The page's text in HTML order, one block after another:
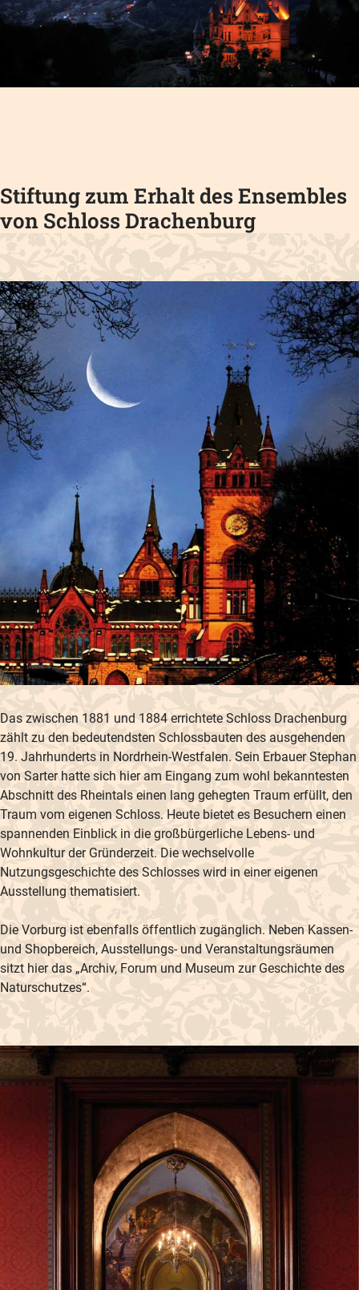
Stiftung zum Erhalt des Ensembles
von Schloss Drachenburg
Das zwischen 1881 und 1884 errichtete Schloss Drachenburg
zählt zu den bedeutendsten Schlossbauten des ausgehenden
19. Jahrhunderts in Nordrhein-Westfalen. Sein Erbauer Stephan
von Sarter hatte sich hier am Eingang zum wohl bekanntesten
Abschnitt des Rheintals einen lang gehegten Traum erfüllt, den
Traum vom eigenen Schloss. Heute bietet es Besuchern einen
spannenden Einblick in die großbürgerliche Lebens- und
Wohnkultur der Gründerzeit. Die wechselvolle
Nutzungsgeschichte des Schlosses wird in einer eigenen
Ausstellung thematisiert.
Die Vorburg ist ebenfalls öffentlich zugänglich. Neben Kassen-
und Shopbereich, Ausstellungs- und Veranstaltungsräumen
sitzt hier das „Archiv, Forum und Museum zur Geschichte des
Naturschutzes“.